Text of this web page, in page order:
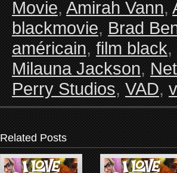
Movie,Amirah Vann,
blackmovie,Brad
américain,film black,
Milauna Jackson,
Perry Studios,VAD,
Related Posts